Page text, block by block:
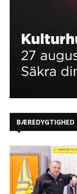
BÆREDYGTIGHED